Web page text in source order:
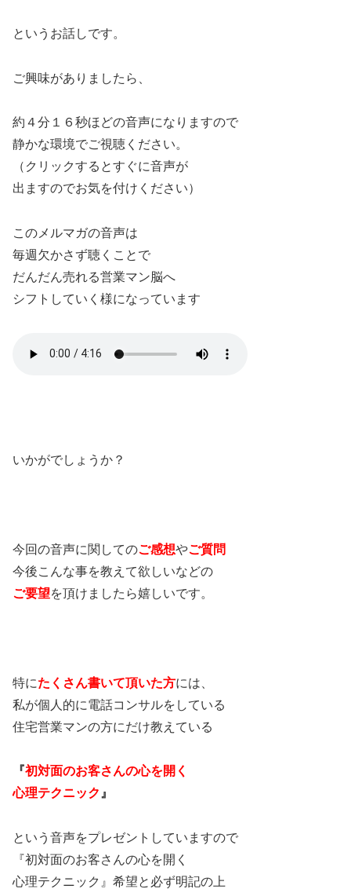
というお話しです。
ご興味がありましたら、
約４分１６秒ほどの音声になりますので
静かな環境でご視聴ください。
（クリックするとすぐに音声が
出ますのでお気を付けください）
このメルマガの音声は
毎週欠かさず聴くことで
だんだん売れる営業マン脳へ
シフトしていく様になっています
いかがでしょうか？
今回の音声に関してのご感想やご質問
今後こんな事を教えて欲しいなどの
ご要望を頂けましたら嬉しいです。
特にたくさん書いて頂いた方には、
私が個人的に電話コンサルをしている
住宅営業マンの方にだけ教えている
『初対面のお客さんの心を開く
心理テクニック』
という音声をプレゼントしていますので
『初対面のお客さんの心を開く
心理テクニック』希望と必ず明記の上